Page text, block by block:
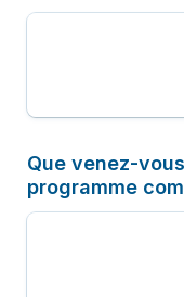
Que venez-
programme